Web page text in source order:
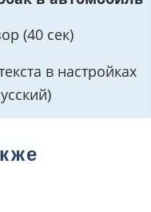
(40 сек)
в настройках